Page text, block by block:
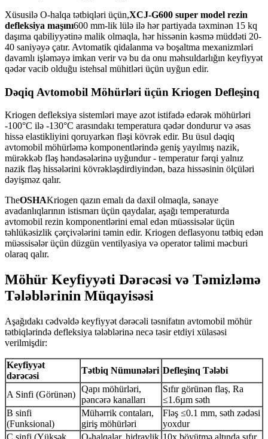
Xüsusilə O-halqa tətbiqləri üçün,XCJ-G600 super model rezin
defleksiya maşını600 mm-lik lülə ilə hər partiyada təxminən 15 kq
daşıma qabiliyyətinə malik olmaqla, hər hissənin kəsmə müddəti 20-
40 saniyəyə çatır. Avtomatik qidalanma və boşaltma mexanizmləri
davamlı işləməyə imkan verir və bu da onu məhsuldarlığın keyfiyyət
qədər vacib olduğu istehsal mühitləri üçün uyğun edir.
Dəqiq Avtomobil Möhürləri üçün Kriogen Defleşinq
Kriogen defleksiya sistemləri maye azot istifadə edərək möhürləri
-100°C ilə -130°C arasındakı temperatura qədər dondurur və əsas
hissə elastikliyini qoruyarkən fləşi kövrək edir. Bu üsul dəqiq
avtomobil möhürləmə komponentlərində geniş yayılmış nazik,
mürəkkəb fləş həndəsələrinə uyğundur - temperatur fərqi yalnız
nazik fləş hissələrini kövrəkləşdirdiyindən, baza hissəsinin ölçüləri
dəyişməz qalır.
TheOSHAKriogen qazın emalı da daxil olmaqla, sənaye
avadanlıqlarının istismarı üçün qaydalar, aşağı temperaturda
avtomobil rezin komponentlərini emal edən müəssisələr üçün
təhlükəsizlik çərçivələrini təmin edir. Kriogen deflasyonu tətbiq edən
müəssisələr üçün düzgün ventilyasiya və operator təlimi məcburi
olaraq qalır.
Möhür Keyfiyyəti Dərəcəsi və Təmizləmə
Tələblərinin Müqayisəsi
Aşağıdakı cədvəldə keyfiyyət dərəcəli təsnifatın avtomobil möhür
tətbiqlərində defleksiya tələblərinə necə təsir etdiyi xülasəsi
verilmişdir:
Keyfiyyət
dərəcəsi
Tətbiq Nümunələri Defleşinq Tələbi
A Sinfi (Görünən)
Qapı möhürləri,
pəncərə kanalları
Sıfır görünən flaş, Ra
≤1.6µm səth
B sinfi
(Funksional)
Mühərrik contaları,
giriş möhürləri
Fləş ≤0.1 mm, səth zədəsi
yoxdur
C sinfi (Yüksək
O-halqalar, hidravlik 10x böyütmə altında sıfır